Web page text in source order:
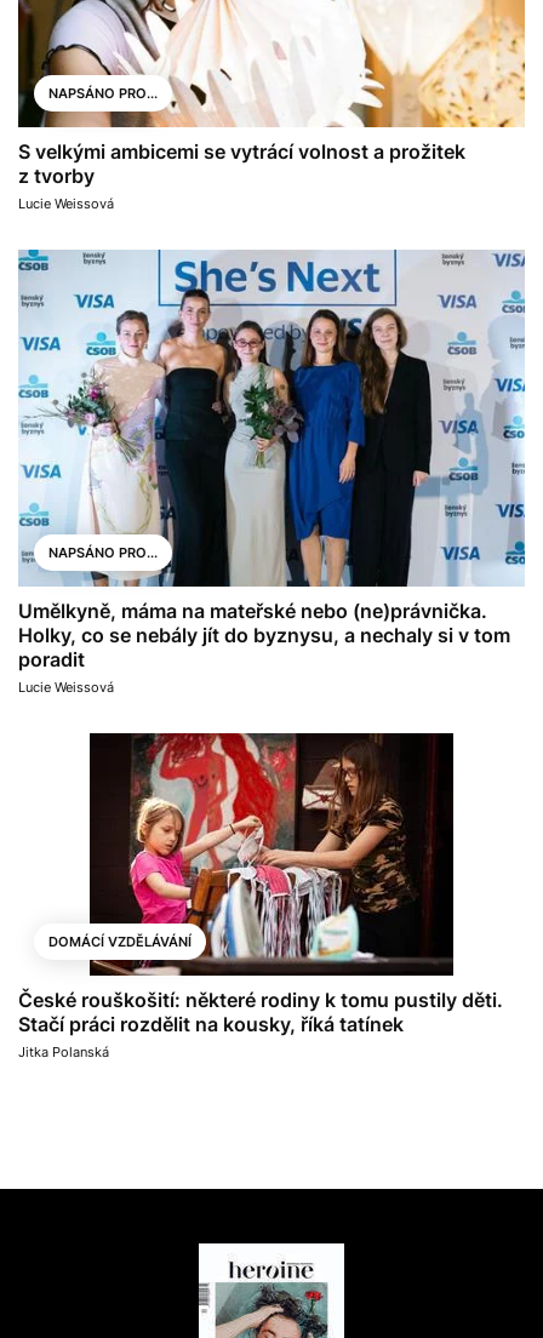
NAPSÁNO PRO...
S velkými ambicemi se vytrácí volnost a prožitek
z tvorby
Lucie Weissová
NAPSÁNO PRO...
Umělkyně, máma na mateřské nebo (ne)právnička.
Holky, co se nebály jít do byznysu, a nechaly si v tom
poradit
Lucie Weissová
DOMÁCÍ VZDĚLÁVÁNÍ
České rouškošití: některé rodiny k tomu pustily děti.
Stačí práci rozdělit na kousky, říká tatínek
Jitka Polanská